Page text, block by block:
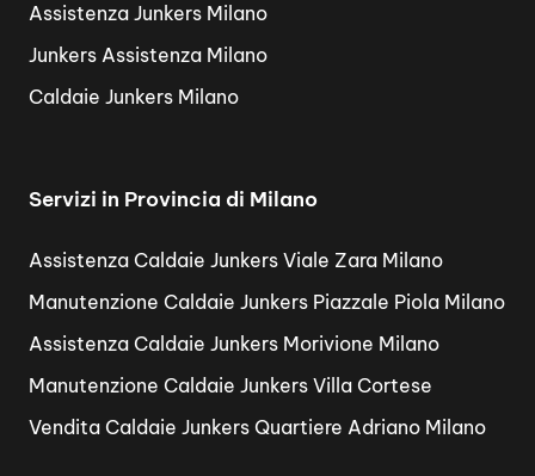
Assistenza Junkers Milano
Junkers Assistenza Milano
Caldaie Junkers Milano
Servizi in Provincia di Milano
Assistenza Caldaie Junkers Viale Zara Milano
Manutenzione Caldaie Junkers Piazzale Piola Milano
Assistenza Caldaie Junkers Morivione Milano
Manutenzione Caldaie Junkers Villa Cortese
Vendita Caldaie Junkers Quartiere Adriano Milano